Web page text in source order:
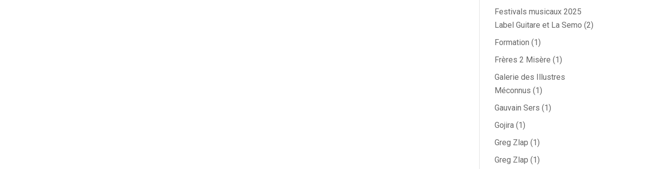
Festivals musicaux 2025
Label Guitare et La Semo (2)
Formation (1)
Frères 2 Misère (1)
Galerie des Illustres
Méconnus (1)
Gauvain Sers (1)
Gojira(1)
Greg Zlap (1)
Greg Zlap (1)